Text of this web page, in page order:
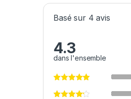
Basé sur 4 avis
4.3
dans l'ensemble